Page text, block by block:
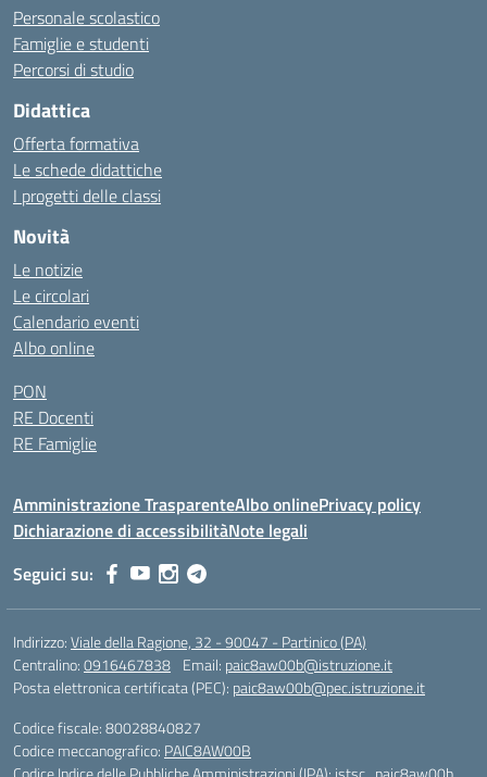
Personale scolastico
Famiglie e studenti
Percorsi di studio
Didattica
Offerta formativa
Le schede didattiche
I progetti delle classi
Novità
Le notizie
Le circolari
Calendario eventi
Albo online
PON
RE Docenti
RE Famiglie
Amministrazione TrasparenteAlbo onlinePrivacy policy
Dichiarazione di accessibilitàNote legali
Seguici su:
Indirizzo:Viale della Ragione, 32 - 90047 - Partinico (PA)
Centralino:0916467838 Email: paic8aw00b@istruzione.it
Posta elettronica certificata (PEC): paic8aw00b@pec.istruzione.it
Codice fiscale: 80028840827
Codice meccanografico: PAIC8AW00B